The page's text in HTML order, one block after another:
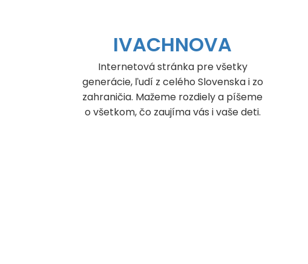
IVACHNOVA
Internetová stránka pre všetky
generácie, ľudí z celého Slovenska i zo
zahraničia. Mažeme rozdiely a píšeme
o všetkom, čo zaujíma vás i vaše deti.